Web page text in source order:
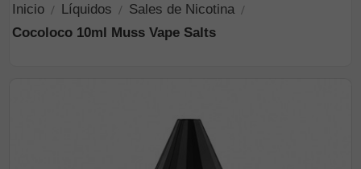
Inicio Líquidos
Sales de Nicotina
Cocoloco 10ml Muss Vape Salts